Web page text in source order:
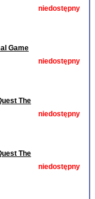
niedostępny
Game
niedostępny
The
niedostępny
The
niedostępny